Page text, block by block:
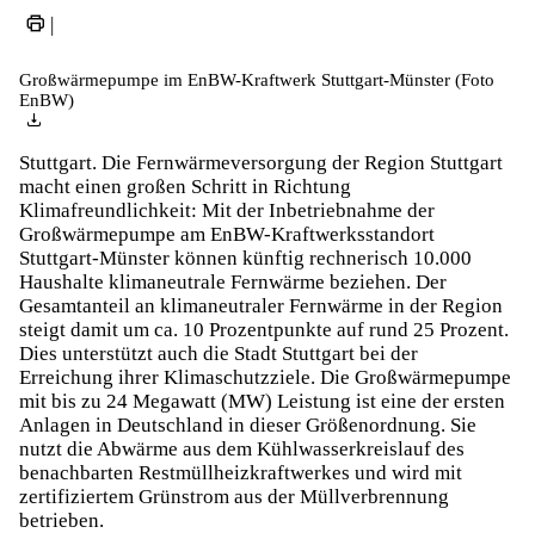
|
Großwärmepumpe im EnBW-Kraftwerk Stuttgart-Münster (Foto
EnBW)
Stuttgart. Die Fernwärmeversorgung der Region Stuttgart
macht einen großen Schritt in Richtung
Klimafreundlichkeit: Mit der Inbetriebnahme der
Großwärmepumpe am EnBW-Kraftwerksstandort
Stuttgart-Münster können künftig rechnerisch 10.000
Haushalte klimaneutrale Fernwärme beziehen. Der
Gesamtanteil an klimaneutraler Fernwärme in der Region
steigt damit um ca. 10 Prozentpunkte auf rund 25 Prozent.
Dies unterstützt auch die Stadt Stuttgart bei der
Erreichung ihrer Klimaschutzziele. Die Großwärmepumpe
mit bis zu 24 Megawatt (MW) Leistung ist eine der ersten
Anlagen in Deutschland in dieser Größenordnung. Sie
nutzt die Abwärme aus dem Kühlwasserkreislauf des
benachbarten Restmüllheizkraftwerkes und wird mit
zertifiziertem Grünstrom aus der Müllverbrennung
betrieben.